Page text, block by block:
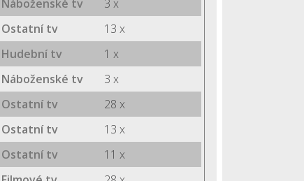
Náboženské tv
3 x
Ostatní tv
13 x
Hudební tv
1 x
Náboženské tv
3 x
Ostatní tv
28 x
Ostatní tv
13 x
Ostatní tv
11 x